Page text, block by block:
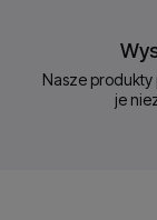
Nasze
je